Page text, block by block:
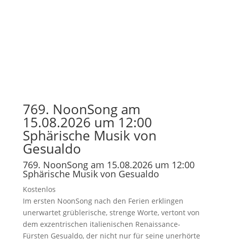
769. NoonSong am
15.08.2026 um 12:00
Sphärische Musik von
Gesualdo
769. NoonSong am 15.08.2026 um 12:00
Sphärische Musik von Gesualdo
Kostenlos
Im ersten NoonSong nach den Ferien erklingen
unerwartet grüblerische, strenge Worte, vertont von
dem exzentrischen italienischen Renaissance-
Fürsten Gesualdo, der nicht nur für seine unerhörte